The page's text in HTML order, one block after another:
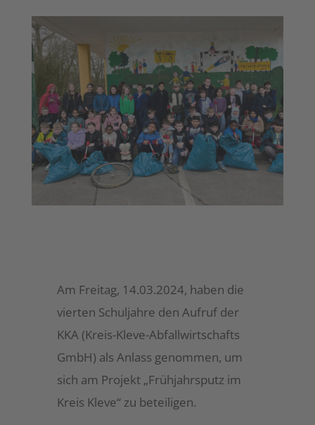
Am Freitag, 14.03.2024, haben die
vierten Schuljahre den Aufruf der
KKA (Kreis-Kleve-Abfallwirtschafts
GmbH) als Anlass genommen, um
sich am Projekt „Frühjahrsputz im
Kreis Kleve“ zu beteiligen.